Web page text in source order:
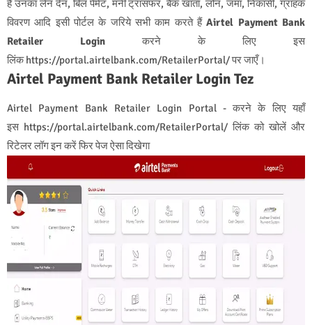
हैं उनका लेन देन, बिल पेमेंट, मनी ट्रांसफर, बैंक खाता, लोन, जमा, निकासी, ग्राहक
विवरण आदि इसी पोर्टल के जरिये सभी काम करते हैंAirtel Payment Bank
Retailer Login करने के लिए इस
लिंक https://portal.airtelbank.com/RetailerPortal/ पर जाएँ।
Airtel Payment Bank Retailer Login Tez
Airtel Payment Bank Retailer Login Portal - करने के लिए यहाँ
इस https://portal.airtelbank.com/RetailerPortal/ लिंक को खोलें और
रिटेलर लॉग इन करें फिर पेज ऐसा दिखेगा